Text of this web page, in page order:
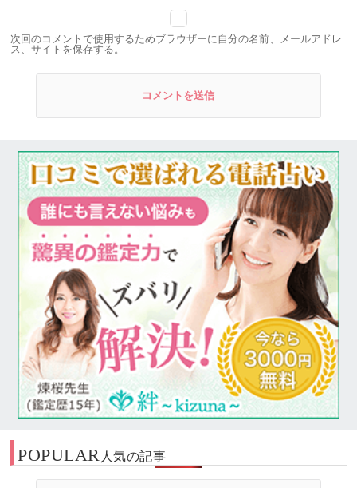
次回のコメントで使用するためブラウザーに自分の名前、メールアドレ
ス、サイトを保存する。
POPULAR人気の記事